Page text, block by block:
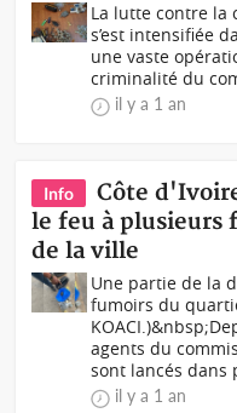
La lutte contre la
s’est intensifiée
une vaste
criminalité du
il y a 1 an
Info
Côte
le feu à plusieurs
de la ville
Une partie de la
fumoirs du
agents du
sont lancés dans
il y a 1 an